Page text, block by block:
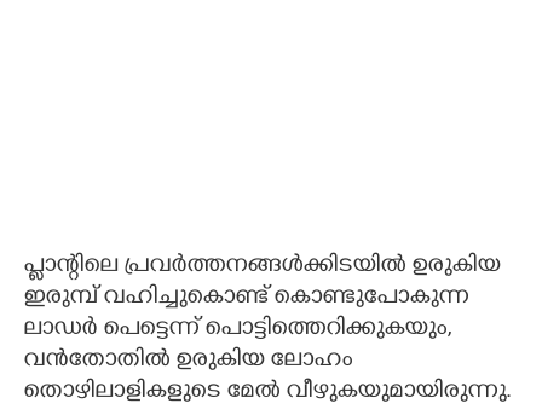
പ്ലാന്റിലെ പ്രവർത്തനങ്ങൾക്കിടയിൽ ഉരുകിയ
ഇരുമ്പ് വഹിച്ചുകൊണ്ട് കൊണ്ടുപോകുന്ന
ലാഡർ പെട്ടെന്ന് പൊട്ടിത്തെറിക്കുകയും,
വൻതോതിൽ ഉരുകിയ ലോഹം
തൊഴിലാളികളുടെ മേൽ വീഴുകയുമായിരുന്നു.